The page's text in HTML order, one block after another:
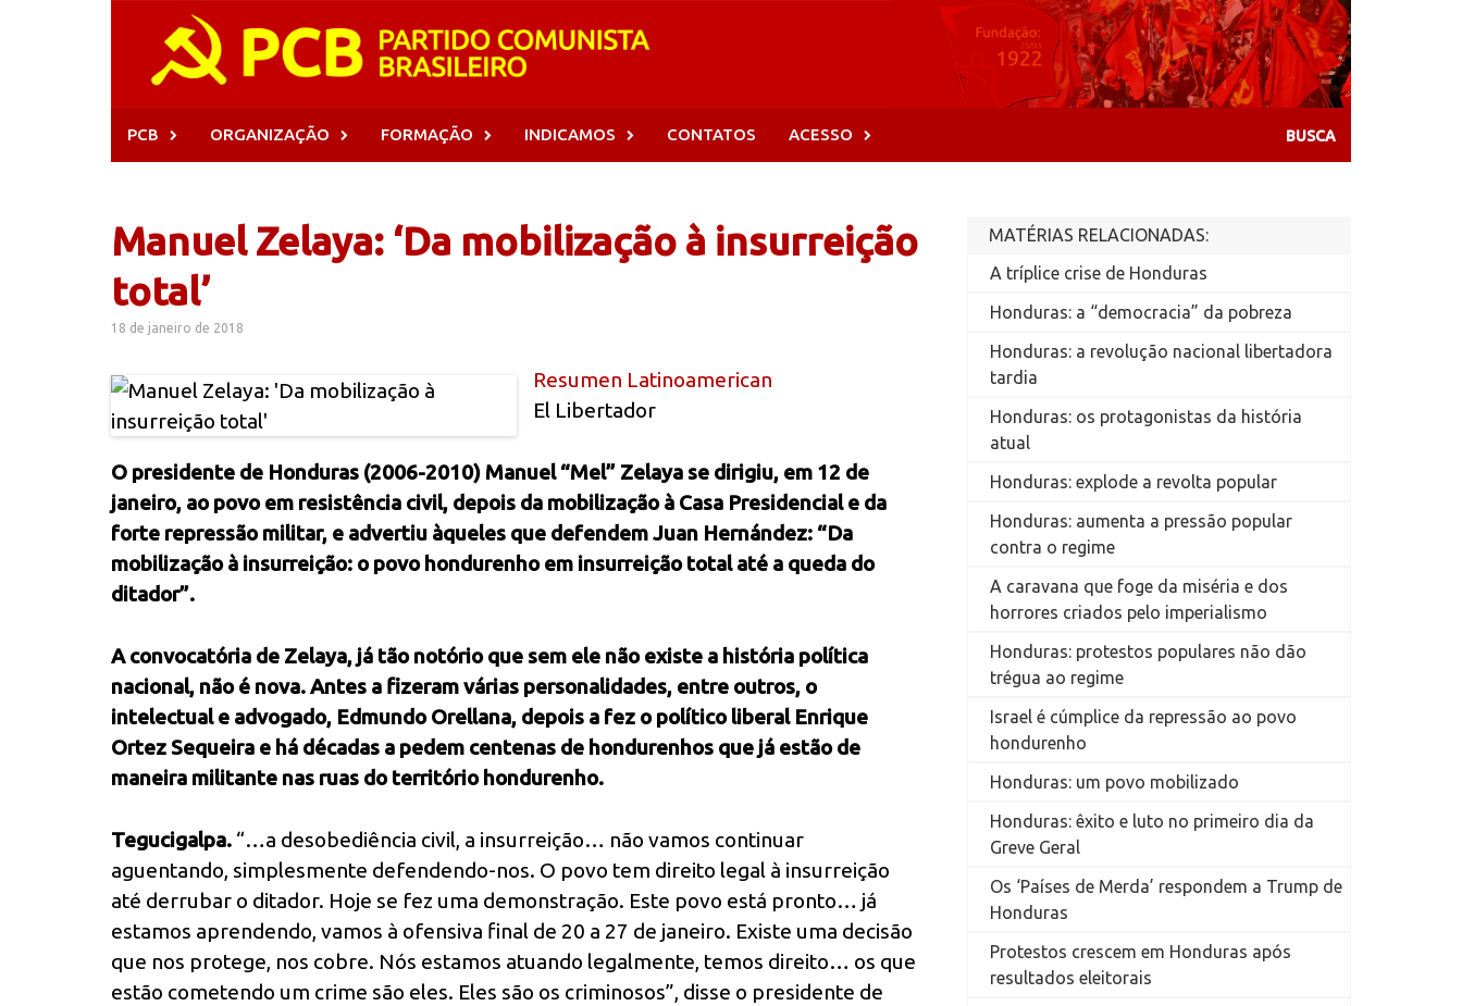
PCB ORGANIZAÇÃO FORMAÇÃO INDICAMOS CONTATOS ACESSO
Manuel Zelaya: ‘Da mobilização à insurreição
total’
18 de janeiro de 2018
Resumen Latinoamerican
El Libertador
O presidente de Honduras (2006-2010) Manuel “Mel” Zelaya se dirigiu, em 12 de
janeiro, ao povo em resistência civil, depois da mobilização à Casa Presidencial e da
forte repressão militar, e advertiu àqueles que defendem Juan Hernández: “Da
mobilização à insurreição: o povo hondurenho em insurreição total até a queda do
ditador”.
A convocatória de Zelaya, já tão notório que sem ele não existe a história política
nacional, não é nova. Antes a fizeram várias personalidades, entre outros, o
intelectual e advogado, Edmundo Orellana, depois a fez o político liberal Enrique
Ortez Sequeira e há décadas a pedem centenas de hondurenhos que já estão de
maneira militante nas ruas do território hondurenho.
Tegucigalpa. “…a desobediência civil, a insurreição… não vamos continuar
aguentando, simplesmente defendendo-nos. O povo tem direito legal à insurreição
até derrubar o ditador. Hoje se fez uma demonstração. Este povo está pronto… já
estamos aprendendo, vamos à ofensiva final de 20 a 27 de janeiro. Existe uma decisão
que nos protege, nos cobre. Nós estamos atuando legalmente, temos direito… os que
estão cometendo um crime são eles. Eles são os criminosos”, disse o presidente de
MATÉRIAS RELACIONADAS:
A tríplice crise de Honduras
Honduras: a “democracia” da pobreza
Honduras: a revolução nacional libertadora
tardia
Honduras: os protagonistas da história
atual
Honduras: explode a revolta popular
Honduras: aumenta a pressão popular
contra o regime
A caravana que foge da miséria e dos
horrores criados pelo imperialismo
Honduras: protestos populares não dão
trégua ao regime
Israel é cúmplice da repressão ao povo
hondurenho
Honduras: um povo mobilizado
Honduras: êxito e luto no primeiro dia da
Greve Geral
Os ‘Países de Merda’ respondem a Trump de
Honduras
Protestos crescem em Honduras após
resultados eleitorais